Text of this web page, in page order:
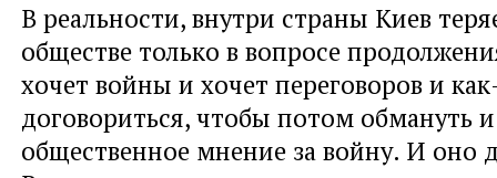
В реальности, внутри страны Киев
обществе только в вопросе
хочет войны и хочет переговоров и
договориться, чтобы потом обмануть
общественное мнение за войну. И оно